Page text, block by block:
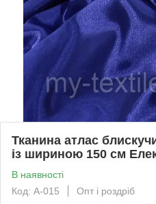
Тканина атлас
із шириною 150 см
В наявності
Код: A-015
Опт і роздріб